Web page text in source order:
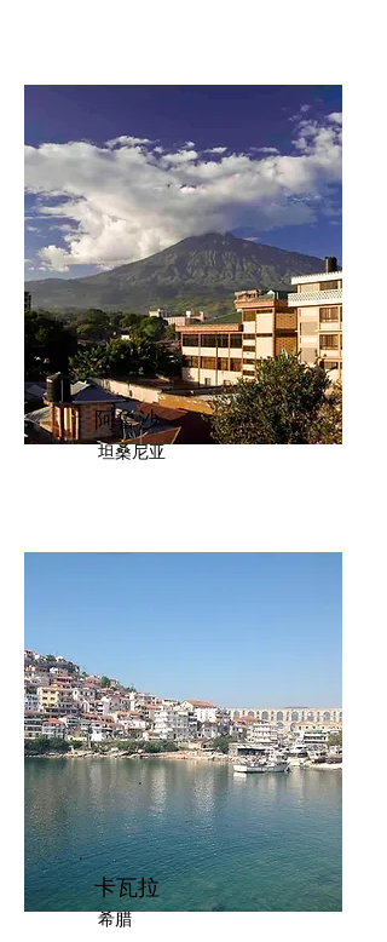
阿鲁沙
坦桑尼亚
卡瓦拉
希腊